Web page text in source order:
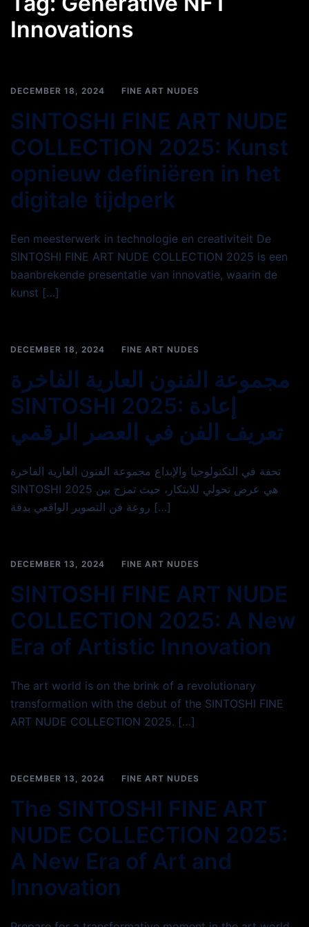
Innovations
DECEMBER 18, 2024 FINE ART NUDES
SINTOSHI FINE ART NUDE
COLLECTION 2025: Kunst
opnieuw definiëren in het
digitale tijdperk
Een meesterwerk in technologie en creativiteit De
SINTOSHI FINE ART NUDE COLLECTION 2025 is een
baanbrekende presentatie van innovatie, waarin de
kunst […]
DECEMBER 18, 2024 FINE ART NUDES
مجموعة الفنون العارية الفاخرة
SINTOSHI 2025: إعادة
تعريف الفن في العصر الرقمي
تحفة في التكنولوجيا والإبداع مجموعة الفنون العارية الفاخرة
SINTOSHI 2025 هي عرض تحولي للابتكار، حيث تمزج بين
روعة فن التصوير الواقعي بدقة […]
DECEMBER 13, 2024 FINE ART NUDES
SINTOSHI FINE ART NUDE
COLLECTION 2025: A New
Era of Artistic Innovation
The art world is on the brink of a revolutionary
transformation with the debut of the SINTOSHI FINE
ART NUDE COLLECTION 2025. […]
DECEMBER 13, 2024 FINE ART NUDES
The SINTOSHI FINE ART
NUDE COLLECTION 2025:
A New Era of Art and
Innovation